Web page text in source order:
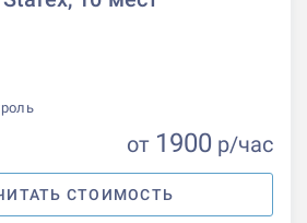
от 1900 р/час
СТОИМОСТЬ